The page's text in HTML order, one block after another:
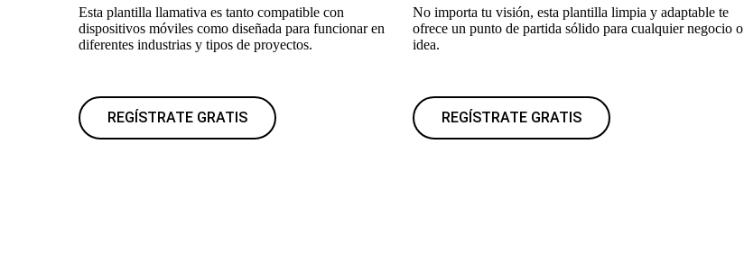
Esta plantilla llamativa es tanto compatible con
dispositivos móviles como diseñada para funcionar en
diferentes industrias y tipos de proyectos.
REGÍSTRATE GRATIS
No importa tu visión, esta plantilla limpia y adaptable te
ofrece un punto de partida sólido para cualquier negocio o
idea.
REGÍSTRATE GRATIS